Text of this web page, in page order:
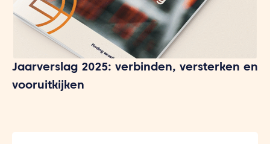
Jaarverslag 2025: verbinden, versterken en
vooruitkijken